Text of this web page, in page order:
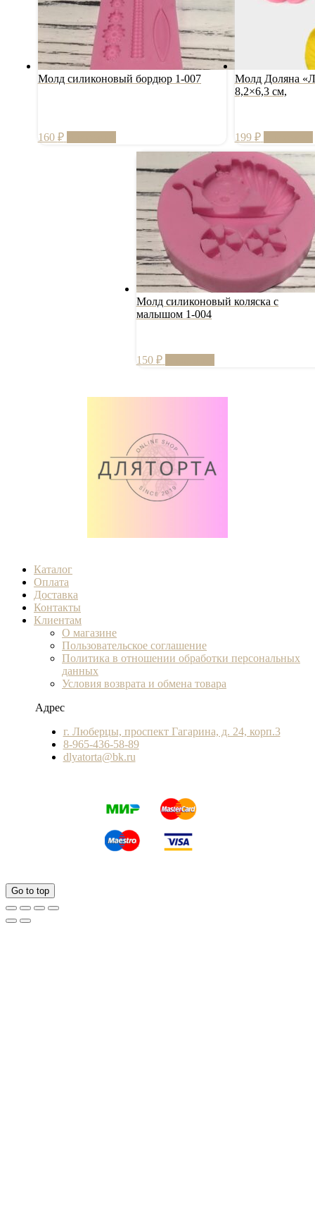
Молд силиконовый бордюр 1-007
160 ₽
Молд Доляна
8,2×6,3 см,
199 ₽
Молд силиконовый коляска с
малышом 1-004
150 ₽
Каталог
Оплата
Доставка
Контакты
Клиентам
О магазине
Пользовательское соглашение
Политика в отношении обработки персональных
данных
Условия возврата и обмена товара
Адрес
г. Люберцы, проспект Гагарина, д. 24, корп.3
8-965-436-58-89
dlyatorta@bk.ru
Go to top